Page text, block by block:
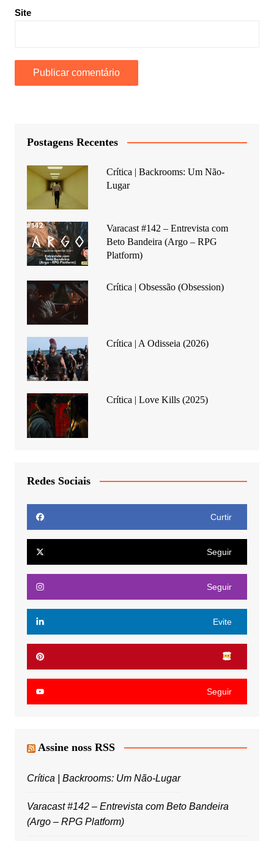
Site
Postagens Recentes
Crítica | Backrooms: Um Não-
Lugar
Varacast #142 – Entrevista com
Beto Bandeira (Argo – RPG
Platform)
Crítica | Obsessão (Obsession)
Crítica | A Odisseia (2026)
Crítica | Love Kills (2025)
Redes Sociais
Curtir
Seguir
Seguir
Evite
Seguir
Assine noss RSS
Crítica | Backrooms: Um Não-Lugar
Varacast #142 – Entrevista com Beto Bandeira
(Argo – RPG Platform)